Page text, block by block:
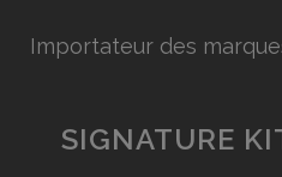
Importateur des
SIGNATURE